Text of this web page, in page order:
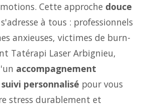
Cette approche douce
s'adresse à tous : professionnels
anxieuses, victimes de burn-
Tatérapi Laser Arbignieu,
accompagnement
suivi personnalisé pour vous
stress durablement et